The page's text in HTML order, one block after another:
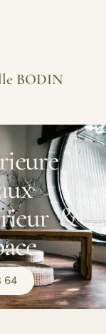
BODIN
&
64